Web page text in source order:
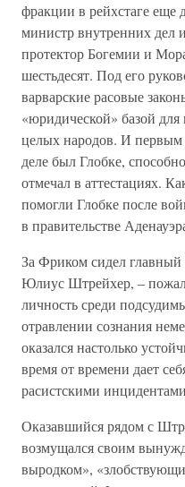
фракции в рейхстаге еще
министр внутренних дел
протектор Богемии и
шестьдесят. Под его
варварские расовые
«юридической» базой
целых народов. И
деле был Глобке,
отмечал в аттестациях.
помогли Глобке после
в правительстве
За Фриком сидел главный
Юлиус Штрейхер, –
личность среди
отравлении сознания
оказался настолько
время от времени дает
расистскими
Оказавшийся рядом с
возмущался своим
выродком»,